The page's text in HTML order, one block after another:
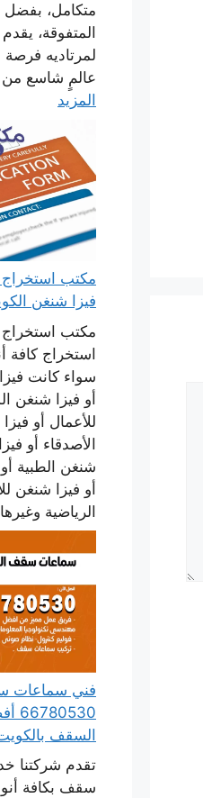
متكامل، بفضل
المتفوقة،
لمرتاديه فرصة
عالمٍ شاسع من
المزيد
فيزا شنغن
مكتب استخراج
استخراج كافة
سواء كانت
أو فيزا شنغن
للأعمال أو
الأصدقاء أو
شنغن الطبية
أو فيزا شنغن
الرياضية
فني سماعات
السقف
تقدم شركتنا
سقف بكافة